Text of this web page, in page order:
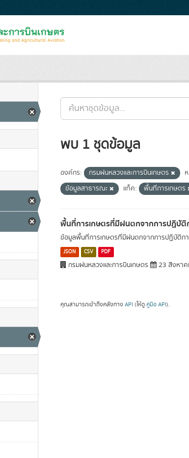
พบ 1 ชุดข้อมูล
องค์กร: กรมฝนหลวงและการบินเกษตร
ข้อมูลสาธารณะ
แท็ค: พื้นที่การเกษตร
พื้นที่การเกษตรที่มีฝนตกจากการปฏิบั
ข้อมูลพื้นที่การเกษตรที่มีฝนตกจากการปฏิบัติก
JSON CSV PDF
กรมฝนหลวงและการบินเกษตร 23 สิงหา
คุณสามารถเข้าถึงคลังทาง API (ให้ดู คู่มือ API).